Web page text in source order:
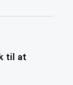
til at